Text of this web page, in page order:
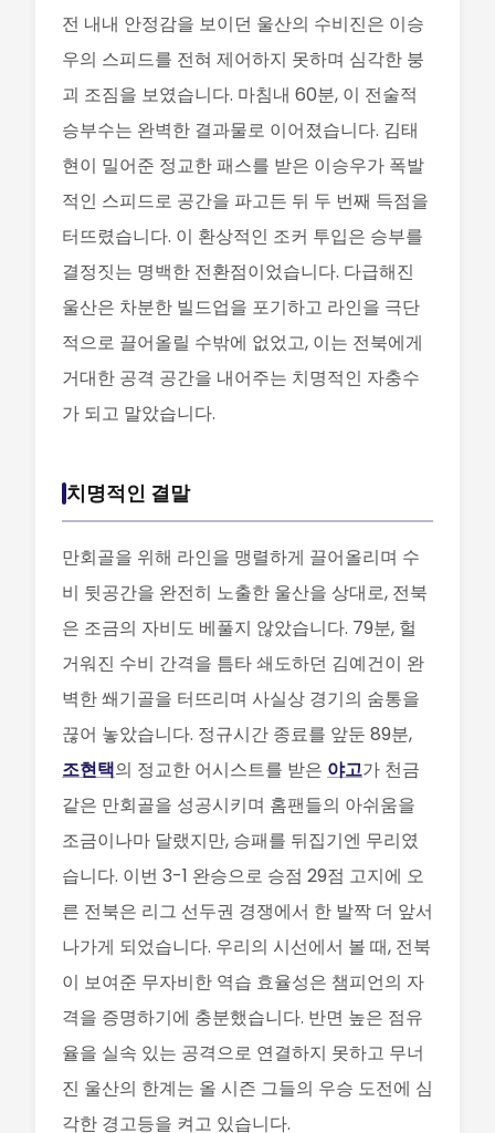
전 내내 안정감을 보이던 울산의 수비진은 이승
우의 스피드를 전혀 제어하지 못하며 심각한 붕
괴 조짐을 보였습니다. 마침내 60분, 이 전술적
승부수는 완벽한 결과물로 이어졌습니다. 김태
현이 밀어준 정교한 패스를 받은 이승우가 폭발
적인 스피드로 공간을 파고든 뒤 두 번째 득점을
터뜨렸습니다. 이 환상적인 조커 투입은 승부를
결정짓는 명백한 전환점이었습니다. 다급해진
울산은 차분한 빌드업을 포기하고 라인을 극단
적으로 끌어올릴 수밖에 없었고, 이는 전북에게
거대한 공격 공간을 내어주는 치명적인 자충수
가 되고 말았습니다.
치명적인 결말
만회골을 위해 라인을 맹렬하게 끌어올리며 수
비 뒷공간을 완전히 노출한 울산을 상대로, 전북
은 조금의 자비도 베풀지 않았습니다. 79분, 헐
거워진 수비 간격을 틈타 쇄도하던 김예건이 완
벽한 쐐기골을 터뜨리며 사실상 경기의 숨통을
끊어 놓았습니다. 정규시간 종료를 앞둔 89분,
조현택의 정교한 어시스트를 받은 야고가 천금
같은 만회골을 성공시키며 홈팬들의 아쉬움을
조금이나마 달랬지만, 승패를 뒤집기엔 무리였
습니다. 이번 3-1 완승으로 승점 29점 고지에 오
른 전북은 리그 선두권 경쟁에서 한 발짝 더 앞서
나가게 되었습니다. 우리의 시선에서 볼 때, 전북
이 보여준 무자비한 역습 효율성은 챔피언의 자
격을 증명하기에 충분했습니다. 반면 높은 점유
율을 실속 있는 공격으로 연결하지 못하고 무너
진 울산의 한계는 올 시즌 그들의 우승 도전에 심
각한 경고등을 켜고 있습니다.